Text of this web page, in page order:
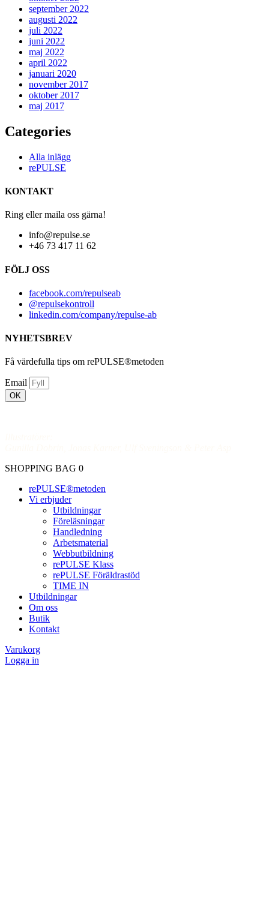
september 2022
augusti 2022
juli 2022
juni 2022
maj 2022
april 2022
januari 2020
november 2017
oktober 2017
maj 2017
Categories
Alla inlägg
rePULSE
KONTAKT
Ring eller maila oss gärna!
info@repulse.se
+46 73 417 11 62
FÖLJ OSS
facebook.com/repulseab
@repulsekontroll
linkedin.com/company/repulse-ab
NYHETSBREV
Få värdefulla tips om rePULSE®metoden
Email
OK
SHOPPING BAG 0
rePULSE®metoden
Vi erbjuder
Utbildningar
Föreläsningar
Handledning
Arbetsmaterial
Webbutbildning
rePULSE Klass
rePULSE Föräldrastöd
TIME IN
Utbildningar
Om oss
Butik
Kontakt
Varukorg
Logga in